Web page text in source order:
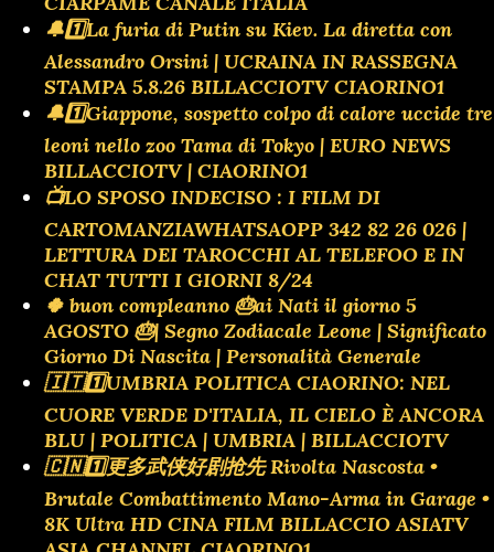
🔔1️⃣La furia di Putin su Kiev. La diretta con
Alessandro Orsini | UCRAINA IN RASSEGNA
STAMPA 5.8.26 BILLACCIOTV CIAORINO1
🔔1️⃣Giappone, sospetto colpo di calore uccide tre
leoni nello zoo Tama di Tokyo | EURO NEWS
BILLACCIOTV | CIAORINO1
📺LO SPOSO INDECISO : I FILM DI
CARTOMANZIAWHATSAOPP 342 82 26 026 |
LETTURA DEI TAROCCHI AL TELEFOO E IN
CHAT TUTTI I GIORNI 8/24
🍀 buon compleanno 🎂ai Nati il giorno 5
AGOSTO 🎂| Segno Zodiacale Leone | Significato
Giorno Di Nascita | Personalità Generale
🇮🇹1️⃣UMBRIA POLITICA CIAORINO: NEL
CUORE VERDE D'ITALIA, IL CIELO È ANCORA
BLU | POLITICA | UMBRIA | BILLACCIOTV
🇨🇳1️⃣更多武侠好剧抢先 Rivolta Nascosta •
Brutale Combattimento Mano-Arma in Garage •
8K Ultra HD CINA FILM BILLACCIO ASIATV